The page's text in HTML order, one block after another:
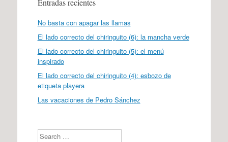
Entradas recientes
No basta con apagar las llamas
El lado correcto del chiringuito (6): la mancha verde
El lado correcto del chiringuito (5): el menú
inspirado
El lado correcto del chiringuito (4): esbozo de
etiqueta playera
Las vacaciones de Pedro Sánchez
Search